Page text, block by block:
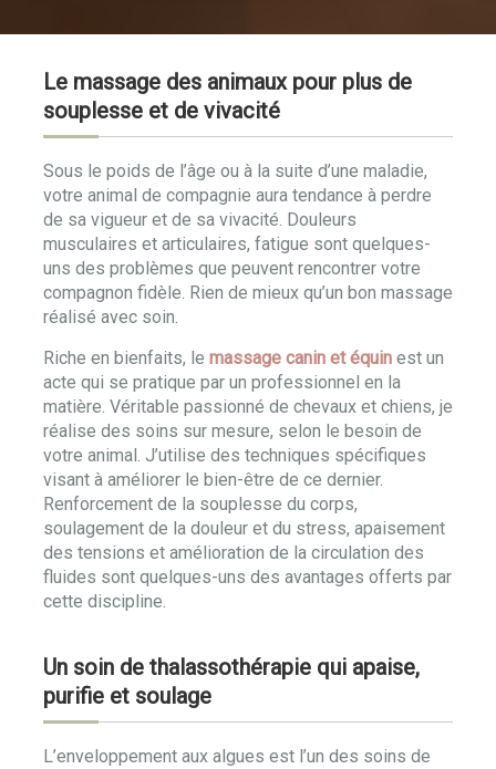
Le massage des animaux pour plus de
souplesse et de vivacité
Sous le poids de l’âge ou à la suite d’une maladie,
votre animal de compagnie aura tendance à perdre
de sa vigueur et de sa vivacité. Douleurs
musculaires et articulaires, fatigue sont quelques-
uns des problèmes que peuvent rencontrer votre
compagnon fidèle. Rien de mieux qu’un bon massage
réalisé avec soin.
Riche en bienfaits, le massage canin et équin est un
acte qui se pratique par un professionnel en la
matière. Véritable passionné de chevaux et chiens, je
réalise des soins sur mesure, selon le besoin de
votre animal. J’utilise des techniques spécifiques
visant à améliorer le bien-être de ce dernier.
Renforcement de la souplesse du corps,
soulagement de la douleur et du stress, apaisement
des tensions et amélioration de la circulation des
fluides sont quelques-uns des avantages offerts par
cette discipline.
Un soin de thalassothérapie qui apaise,
purifie et soulage
L’enveloppement aux algues est l’un des soins de